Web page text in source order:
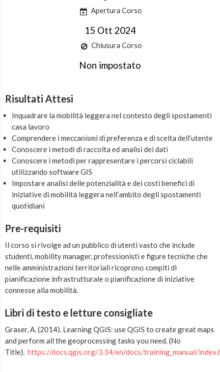
Apertura Corso
15 Ott 2024
Chiusura Corso
Non impostato
Risultati Attesi
Inquadrare la mobilità leggera nel contesto degli spostamenti
casa lavoro
Comprendere i meccanismi di preferenza e di scelta dell’utente
Conoscere i metodi di raccolta ed analisi dei dati
Conoscere i metodi per rappresentare i percorsi ciclabili
utilizzando software GIS
Impostare analisi delle potenzialità e dei costi benefici di
iniziative di mobilità leggera nell’ambito degli spostamenti
quotidiani
Pre-requisiti
Il corso si rivolge ad un pubblico di utenti vasto che include
studenti, mobility manager, professionisti e figure tecniche che
nelle amministrazioni territoriali ricoprono compiti di
pianificazione infrastrutturale o pianificazione di iniziative
connesse alla mobilità.
Libri di testo e letture consigliate
Graser, A. (2014). Learning QGIS: use QGIS to create great maps
and perform all the geoprocessing tasks you need. (No
Title). https://docs.qgis.org/3.34/en/docs/training_manual/